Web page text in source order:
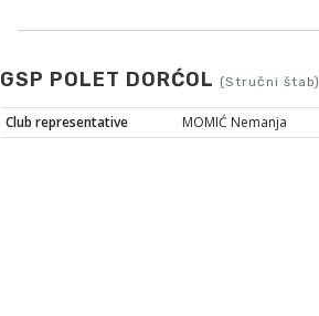
GSP POLET DORĆOL (Stručni štab)
Club representative MOMIĆ Nemanja